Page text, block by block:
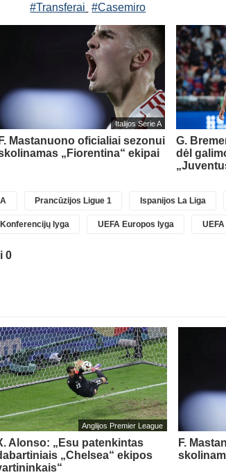
#Transferai #Casemiro
Italijos Serie A
F. Mastanuono oficialiai sezonui
„Fiorentina“ ekipai
G.
dėl
Prancūzijos Ligue 1 Ispanijos La Liga
Konferencijų lyga UEFA Europos lyga
0
Anglijos Premier League
Alonso: „Esu patenkintas
„Chelsea“ ekipos
F.